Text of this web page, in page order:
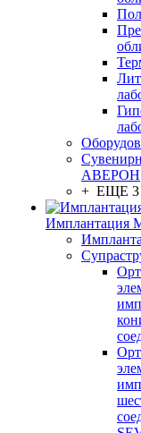
АВЕРОН
+ ЕЩЕ 3
Имплантация